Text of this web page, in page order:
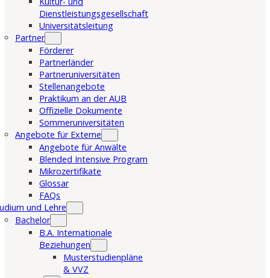
Dienstleistungsgesellschaft
Universitätsleitung
Partner
Förderer
Partnerländer
Partneruniversitäten
Stellenangebote
Praktikum an der AUB
Offizielle Dokumente
Sommeruniversitäten
Angebote für Externe
Angebote für Anwälte
Blended Intensive Program
Mikrozertifikate
Glossar
FAQs
und Lehre
Bachelor
B.A. Internationale
Beziehungen
Musterstudienpläne
& VVZ